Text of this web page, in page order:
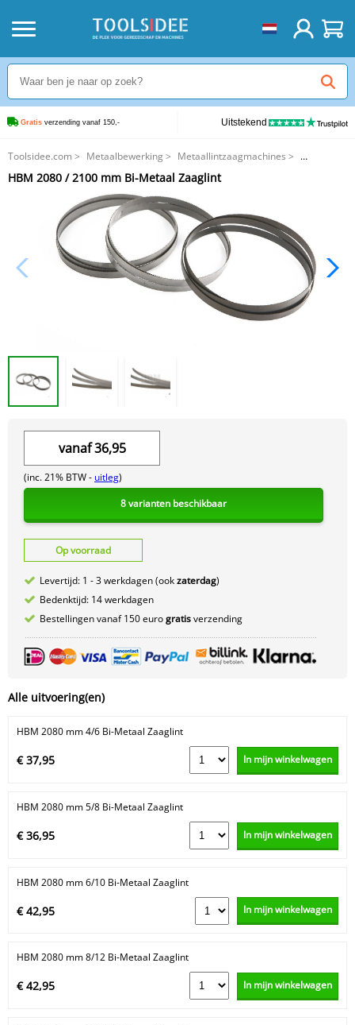
Gratis verzending vanaf 150,- Uitstekend
Toolsidee.com > Metaalbewerking > Metaallintzaagmachines >
HBM 2080 / 2100 mm Bi-Metaal Zaaglint
HBM 2080 / 2100 mm Bi-Metaal Zaaglint
vanaf36,95
(inc. 21% BTW - uitleg)
8 varianten beschikbaar
Op voorraad
Levertijd: 1 - 3 werkdagen (ookzaterdag)
Bedenktijd: 14 werkdagen
Bestellingen vanaf 150 eurogratisverzending
Alle uitvoering(en)
HBM 2080 mm 4/6 Bi-Metaal Zaaglint
€ 37,95 In mijn winkelwagen
HBM 2080 mm 5/8 Bi-Metaal Zaaglint
€ 36,95 In mijn winkelwagen
HBM 2080 mm 6/10 Bi-Metaal Zaaglint
€ 42,95 In mijn winkelwagen
HBM 2080 mm 8/12 Bi-Metaal Zaaglint
€ 42,95 In mijn winkelwagen